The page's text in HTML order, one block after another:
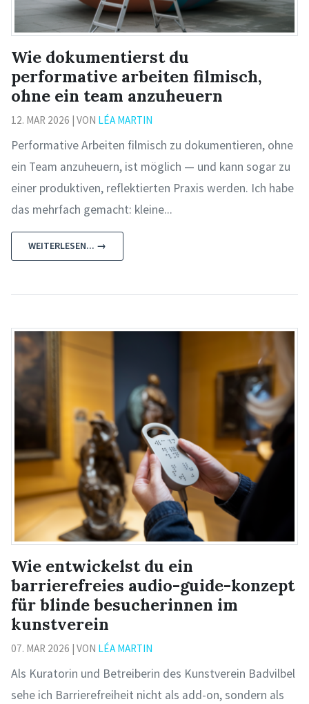
Wie dokumentierst du
performative arbeiten filmisch,
ohne ein team anzuheuern
12. MAR 2026 | VON LÉA MARTIN
Performative Arbeiten filmisch zu dokumentieren, ohne
ein Team anzuheuern, ist möglich — und kann sogar zu
einer produktiven, reflektierten Praxis werden. Ich habe
das mehrfach gemacht: kleine...
WEITERLESEN... →
Wie entwickelst du ein
barrierefreies audio-guide-konzept
für blinde besucherinnen im
kunstverein
07. MAR 2026 | VON LÉA MARTIN
Als Kuratorin und Betreiberin des Kunstverein Badvilbel
sehe ich Barrierefreiheit nicht als add-on, sondern als